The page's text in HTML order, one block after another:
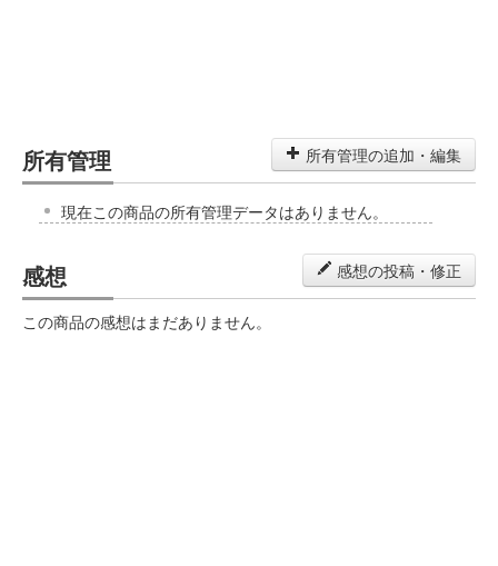
所有管理 所有管理の追加・編集
現在この商品の所有管理データはありません。
感想 感想の投稿・修正
この商品の感想はまだありません。